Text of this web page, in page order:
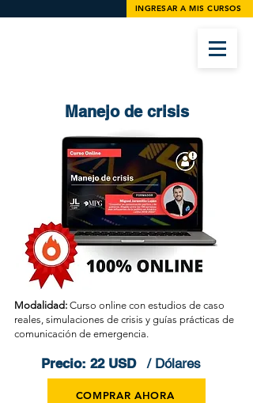
INGRESAR A MIS CURSOS
Manejo de crisis
Modalidad: Curso online con estudios de caso
reales, simulaciones de crisis y guías prácticas de
comunicación de emergencia.
Precio: 22 USD / Dólares
COMPRAR AHORA